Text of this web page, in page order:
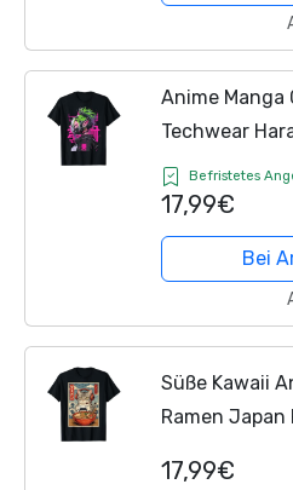
Anime
Techwear
Befristetes
17,99€
Bei
Süße Kawaii
Ramen
17,99€